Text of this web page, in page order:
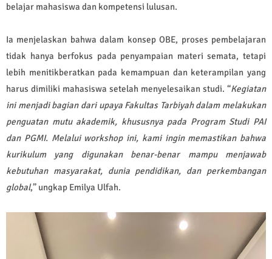
belajar mahasiswa dan kompetensi lulusan.
Ia menjelaskan bahwa dalam konsep OBE, proses pembelajaran
tidak hanya berfokus pada penyampaian materi semata, tetapi
lebih menitikberatkan pada kemampuan dan keterampilan yang
harus dimiliki mahasiswa setelah menyelesaikan studi. “Kegiatan
ini menjadi bagian dari upaya Fakultas Tarbiyah dalam melakukan
penguatan mutu akademik, khususnya pada Program Studi PAI
dan PGMI. Melalui workshop ini, kami ingin memastikan bahwa
kurikulum yang digunakan benar-benar mampu menjawab
kebutuhan masyarakat, dunia pendidikan, dan perkembangan
global,” ungkap Emilya Ulfah.